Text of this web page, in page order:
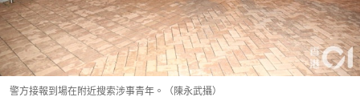
警方接報到場在附近搜索涉事青年。（陳永武攝）